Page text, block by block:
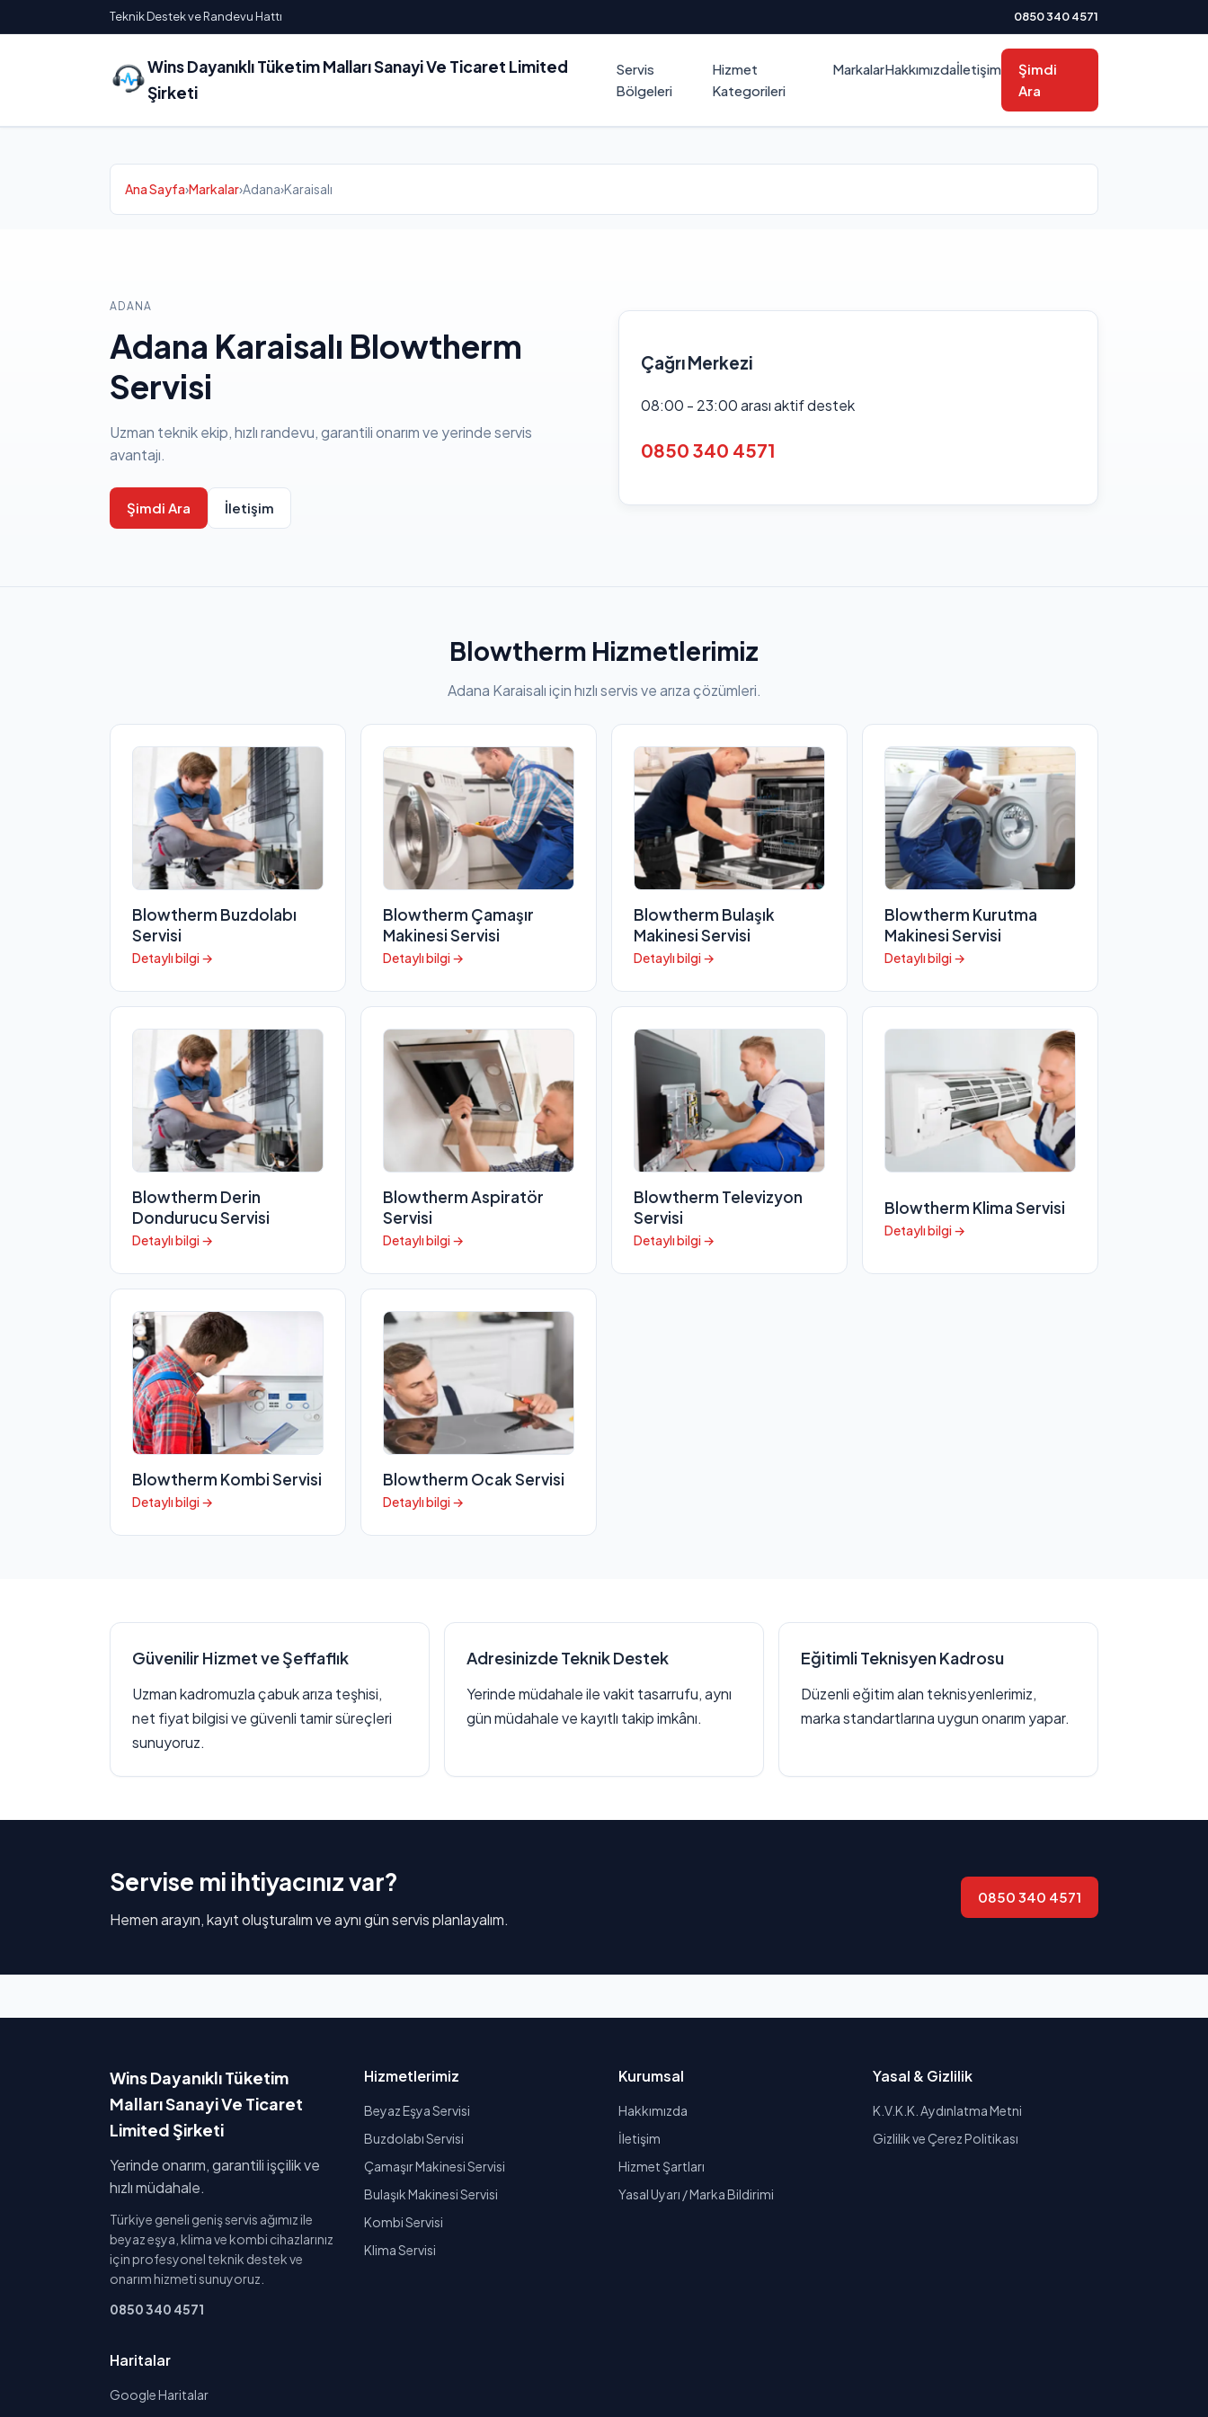
Teknik Destek ve Randevu Hattı 0850 340 4571
Wins Dayanıklı Tüketim Malları Sanayi Ve Ticaret Limited
Şirketi
Servis
Bölgeleri
Hizmet
Kategorileri
MarkalarHakkımızdaİletişim
Şimdi
Ara
Ana Sayfa›Markalar›Adana›Karaisalı
ADANA
Adana Karaisalı Blowtherm
Servisi
Uzman teknik ekip, hızlı randevu, garantili onarım ve yerinde servis
avantajı.
Şimdi Ara İletişim
Çağrı Merkezi
08:00 - 23:00 arası aktif destek
0850 340 4571
Blowtherm Hizmetlerimiz
Adana Karaisalı için hızlı servis ve arıza çözümleri.
Blowtherm Buzdolabı
Servisi
Detaylı bilgi →
Blowtherm Çamaşır
Makinesi Servisi
Detaylı bilgi →
Blowtherm Bulaşık
Makinesi Servisi
Detaylı bilgi →
Blowtherm Kurutma
Makinesi Servisi
Detaylı bilgi →
Blowtherm Derin
Dondurucu Servisi
Detaylı bilgi →
Blowtherm Aspiratör
Servisi
Detaylı bilgi →
Blowtherm Televizyon
Servisi
Detaylı bilgi →
Blowtherm Klima Servisi
Detaylı bilgi →
Blowtherm Kombi Servisi
Detaylı bilgi →
Blowtherm Ocak Servisi
Detaylı bilgi →
Güvenilir Hizmet ve Şeffaflık
Uzman kadromuzla çabuk arıza teşhisi,
net fiyat bilgisi ve güvenli tamir süreçleri
sunuyoruz.
Adresinizde Teknik Destek
Yerinde müdahale ile vakit tasarrufu, aynı
gün müdahale ve kayıtlı takip imkânı.
Eğitimli Teknisyen Kadrosu
Düzenli eğitim alan teknisyenlerimiz,
marka standartlarına uygun onarım yapar.
Servise mi ihtiyacınız var?
Hemen arayın, kayıt oluşturalım ve aynı gün servis planlayalım.
0850 340 4571
Wins Dayanıklı Tüketim
Malları Sanayi Ve Ticaret
Limited Şirketi
Yerinde onarım, garantili işçilik ve
hızlı müdahale.
Türkiye geneli geniş servis ağımız ile
beyaz eşya, klima ve kombi cihazlarınız
için profesyonel teknik destek ve
onarım hizmeti sunuyoruz.
0850 340 4571
Hizmetlerimiz
Beyaz Eşya Servisi
Buzdolabı Servisi
Çamaşır Makinesi Servisi
Bulaşık Makinesi Servisi
Kombi Servisi
Klima Servisi
Kurumsal
Hakkımızda
İletişim
Hizmet Şartları
Yasal Uyarı / Marka Bildirimi
Yasal & Gizlilik
K.V.K.K. Aydınlatma Metni
Gizlilik ve Çerez Politikası
Haritalar
Google Haritalar